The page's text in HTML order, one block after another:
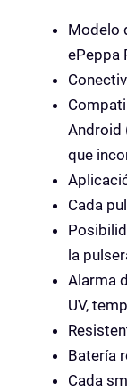
Modelo
ePeppa
Android
que
Cada
la
Alarma
UV,
Batería
Cada